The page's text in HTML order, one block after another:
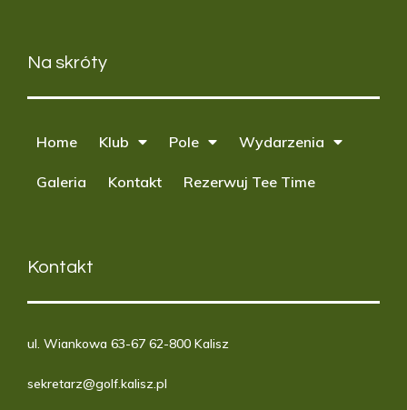
Na skróty
Home Klub Pole Wydarzenia
Galeria Kontakt Rezerwuj Tee Time
Kontakt
ul. Wiankowa 63-67 62-800 Kalisz
sekretarz@golf.kalisz.pl